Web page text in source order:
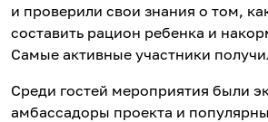
и проверили свои знания о том,
составить рацион ребенка и
Самые активные участники
Среди гостей мероприятия были
амбассадоры проекта и